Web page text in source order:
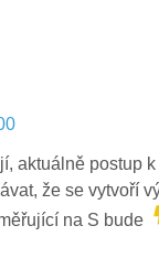
aktuálně postup k
že se vytvoří
na S bude